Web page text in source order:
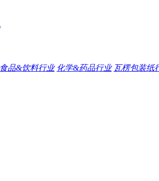
食品&饮料行业 化学&药品行业 瓦楞包装纸